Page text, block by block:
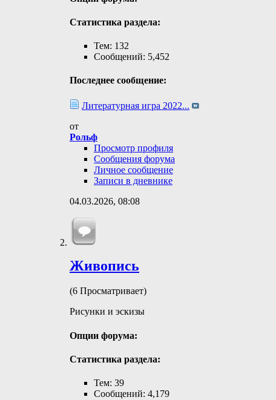
Статистика раздела:
Тем: 132
Сообщений: 5,452
Последнее сообщение:
Литературная игра 2022...
от
Рольф
Просмотр профиля
Сообщения форума
Личное сообщение
Записи в дневнике
04.03.2026, 08:08
Живопись
(6 Просматривает)
Рисунки и эскизы
Опции форума:
Статистика раздела:
Тем: 39
Сообщений: 4,179